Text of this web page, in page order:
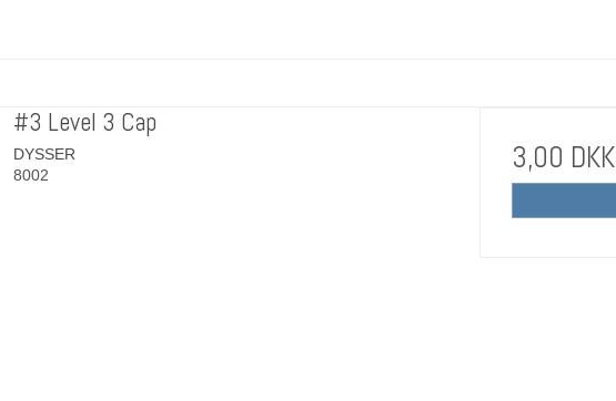
#3 Level 3 Cap
DYSSER
8002
3,00 DKK